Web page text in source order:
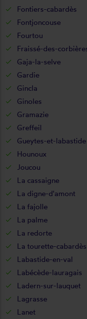
Fontiers-cabardès
Fontjoncouse
Fourtou
Fraissé-des-
Gaja-la-selve
Gardie
Gincla
Ginoles
Gramazie
Greffeil
Gueytes-et-labastide
Hounoux
Joucou
La cassaigne
La digne-d'amont
La fajolle
La palme
La redorte
La tourette-cabardès
Labastide-en-val
Labécède-lauragais
Ladern-sur-lauquet
Lagrasse
Lanet